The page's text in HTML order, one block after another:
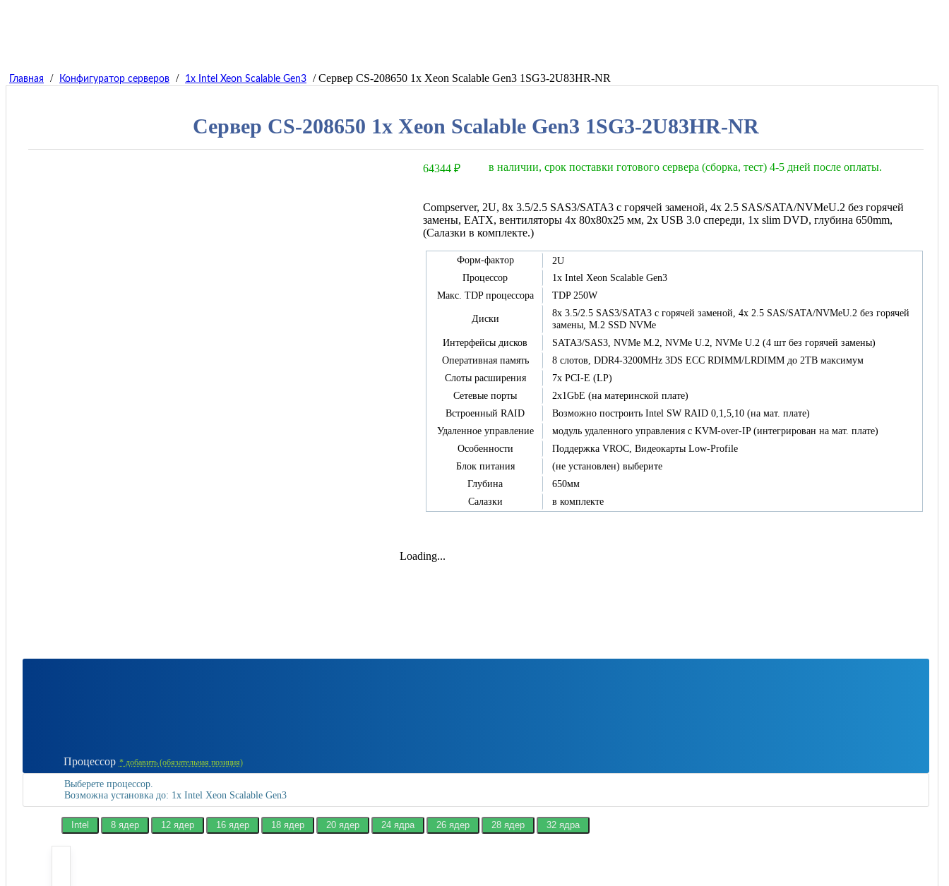
Главная / Конфигуратор серверов / 1x Intel Xeon Scalable Gen3 / Сервер СS-208650 1x Xeon Scalable Gen3 1SG3-2U83HR-NR
Сервер СS-208650 1x Xeon Scalable Gen3 1SG3-2U83HR-NR
64344 ₽ в наличии, срок поставки готового сервера (сборка, тест) 4-5 дней после оплаты.
Compserver, 2U, 8x 3.5/2.5 SAS3/SATA3 с горячей заменой, 4х 2.5 SAS/SATA/NVMeU.2 без горячей
замены, EATX, вентиляторы 4x 80x80x25 мм, 2x USB 3.0 спереди, 1x slim DVD, глубина 650mm,
(Салазки в комплекте.)
Форм-фактор
2U
Процессор
1x Intel Xeon Scalable Gen3
Макс. TDP процессора
TDP 250W
Диски
8x 3.5/2.5 SAS3/SATA3 с горячей заменой, 4х 2.5 SAS/SATA/NVMeU.2 без горячей
замены, M.2 SSD NVMe
Интерфейсы дисков
SATA3/SAS3, NVMe M.2, NVMe U.2, NVMe U.2 (4 шт без горячей замены)
Оперативная память
8 слотов, DDR4-3200MHz 3DS ECC RDIMM/LRDIMM до 2TB максимум
Слоты расширения
7x PCI-E (LP)
Сетевые порты
2x1GbE (на материнской плате)
Встроенный RAID
Возможно построить Intel SW RAID 0,1,5,10 (на мат. плате)
Удаленное управление
модуль удаленного управления с KVM-over-IP (интегрирован на мат. плате)
Особенности
Поддержка VROC, Видеокарты Low-Profile
Блок питания
(не установлен) выберите
Глубина
650мм
Салазки
в комплекте
Loading...
Процессор * добавить (обязательная позиция)
Выберете процессор.
Возможна установка до: 1x Intel Xeon Scalable Gen3
Intel 8 ядер 12 ядер 16 ядер 18 ядер 20 ядер 24 ядра 26 ядер 28 ядер 32 ядра